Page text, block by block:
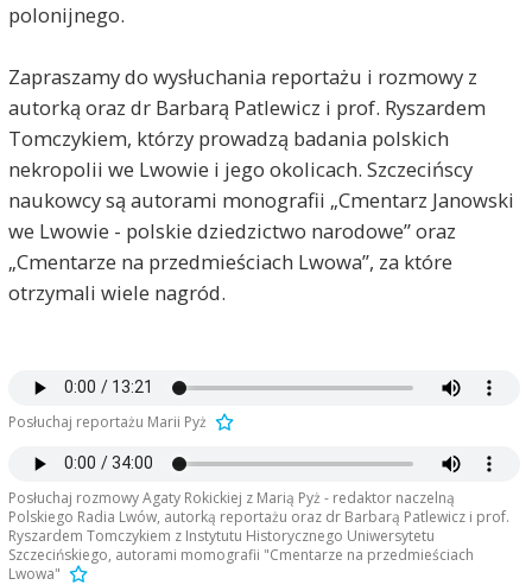
polonijnego.
Zapraszamy do wysłuchania reportażu i rozmowy z
autorką oraz dr Barbarą Patlewicz i prof. Ryszardem
Tomczykiem, którzy prowadzą badania polskich
nekropolii we Lwowie i jego okolicach. Szczecińscy
naukowcy są autorami monografii „Cmentarz Janowski
we Lwowie - polskie dziedzictwo narodowe” oraz
„Cmentarze na przedmieściach Lwowa”, za które
otrzymali wiele nagród.
Posłuchaj reportażu Marii Pyż
Posłuchaj rozmowy Agaty Rokickiej z Marią Pyż - redaktor naczelną
Polskiego Radia Lwów, autorką reportażu oraz dr Barbarą Patlewicz i prof.
Ryszardem Tomczykiem z Instytutu Historycznego Uniwersytetu
Szczecińskiego, autorami momografii "Cmentarze na przedmieściach
Lwowa"